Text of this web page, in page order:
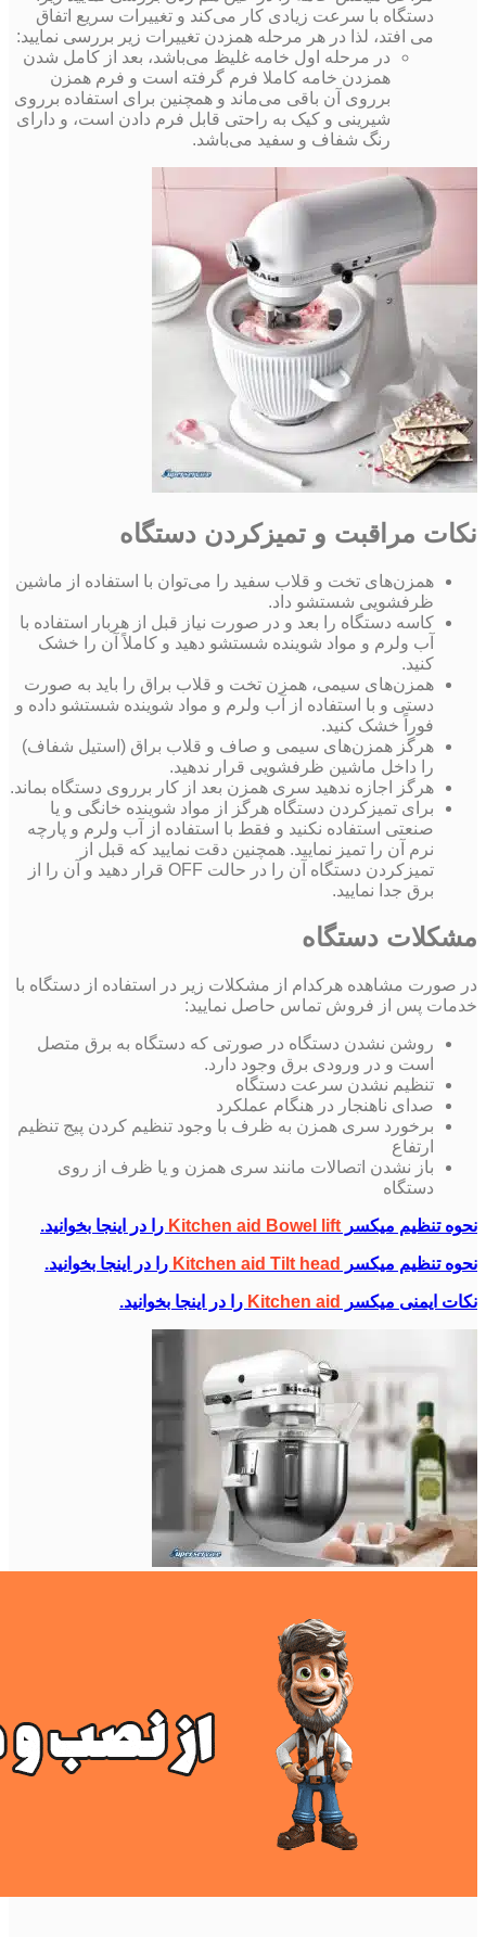
دستگاه با سرعت زیادی کار می‌کند و تغییرات سریع اتفاق
می افتد، لذا در هر مرحله همزدن تغییرات زیر بررسی نمایید:
در مرحله اول خامه غلیظ می‌باشد، بعد از کامل شدن
همزدن خامه کاملا فرم گرفته است و فرم همزن
برروی آن باقی می‌ماند و همچنین برای استفاده برروی
شیرینی و کیک به راحتی قابل فرم دادن است، و دارای
رنگ شفاف و سفید می‌باشد.
نکات مراقبت و تمیزکردن دستگاه
همزن‌های تخت و قلاب سفید را می‌توان با استفاده از ماشین
ظرفشویی شستشو داد.
کاسه دستگاه را بعد و در صورت نیاز قبل از هربار استفاده با
آب ولرم و مواد شوینده شستشو دهید و کاملاً آن را خشک
کنید.
همزن‌های سیمی، همزن تخت و قلاب براق را باید به صورت
دستی و با استفاده از آب ولرم و مواد شوینده شستشو داده و
فوراً خشک کنید.
هرگز همزن‌های سیمی و صاف و قلاب براق (استیل شفاف)
را داخل ماشین ظرفشویی قرار ندهید.
هرگز اجازه ندهید سری همزن بعد از کار برروی دستگاه بماند.
برای تمیزکردن دستگاه هرگز از مواد شوینده خانگی و یا
صنعتی استفاده نکنید و فقط با استفاده از آب ولرم و پارچه
نرم آن را تمیز نمایید. همچنین دقت نمایید که قبل از
تمیزکردن دستگاه آن را در حالت OFF قرار دهید و آن را از
برق جدا نمایید.
مشکلات دستگاه
در صورت مشاهده هرکدام از مشکلات زیر در استفاده از دستگاه با
خدمات پس از فروش تماس حاصل نمایید:
روشن نشدن دستگاه در صورتی که دستگاه به برق متصل
است و در ورودی برق وجود دارد.
تنظیم نشدن سرعت دستگاه
صدای ناهنجار در هنگام عملکرد
برخورد سری همزن به ظرف با وجود تنظیم کردن پیج تنظیم
ارتفاع
باز نشدن اتصالات مانند سری همزن و یا ظرف از روی
دستگاه
نحوه تنظیم میکسر Kitchen aid Bowel lift را در اینجا بخوانید.
نحوه تنظیم میکسر Kitchen aid Tilt head را در اینجا بخوانید.
نکات ایمنی میکسر Kitchen aid را در اینجا بخوانید.